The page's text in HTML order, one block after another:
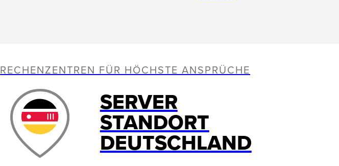
RECHENZENTREN FÜR HÖCHSTE ANSPRÜCHE
SERVER
STANDORT
DEUTSCHLAND